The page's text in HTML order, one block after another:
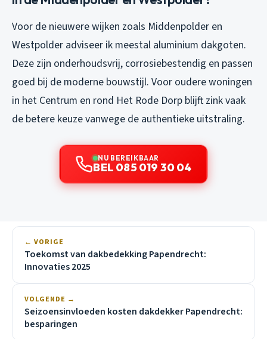
Voor de nieuwere wijken zoals Middenpolder en
Westpolder adviseer ik meestal aluminium dakgoten.
Deze zijn onderhoudsvrij, corrosiebestendig en passen
goed bij de moderne bouwstijl. Voor oudere woningen
in het Centrum en rond Het Rode Dorp blijft zink vaak
de betere keuze vanwege de authentieke uitstraling.
NU BEREIKBAAR
BEL 085 019 30 04
← VORIGE
Toekomst van dakbedekking Papendrecht:
Innovaties 2025
VOLGENDE →
Seizoensinvloeden kosten dakdekker Papendrecht:
besparingen